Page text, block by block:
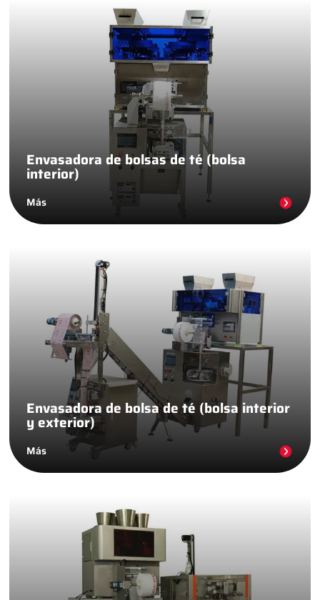
Envasadora de bolsas de té (bolsa
interior)
Más
Envasadora de bolsa de té (bolsa interior
y exterior)
Más